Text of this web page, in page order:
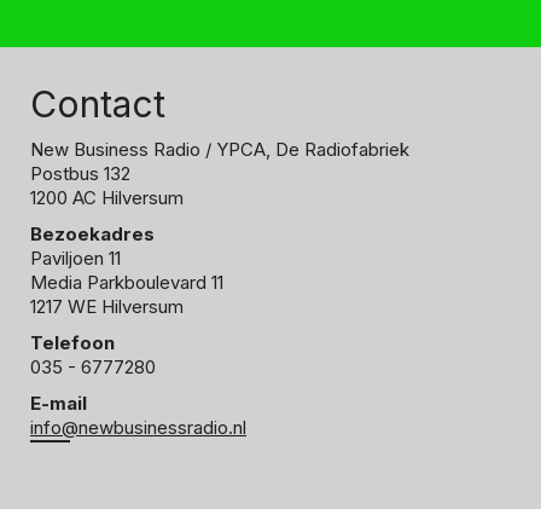
Contact
New Business Radio / YPCA, De Radiofabriek
Postbus 132
1200 AC Hilversum
Bezoekadres
Paviljoen 11
Media Parkboulevard 11
1217 WE Hilversum
Telefoon
035 - 6777280
E-mail
info@newbusinessradio.nl